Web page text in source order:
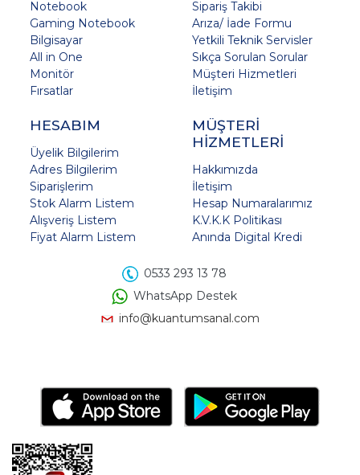
Notebook
Gaming Notebook
Bilgisayar
All in One
Monitör
Fırsatlar
Sipariş Takibi
Arıza/ İade Formu
Yetkili Teknik Servisler
Sıkça Sorulan Sorular
Müşteri Hizmetleri
İletişim
HESABIM
Üyelik Bilgilerim
Adres Bilgilerim
Siparişlerim
Stok Alarm Listem
Alışveriş Listem
Fiyat Alarm Listem
MÜŞTERİ
HİZMETLERİ
Hakkımızda
İletişim
Hesap Numaralarımız
K.V.K.K Politikası
Anında Digital Kredi
0533 293 13 78
WhatsApp Destek
info@kuantumsanal.com